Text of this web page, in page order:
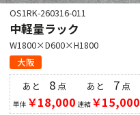
OS1RK-260316-011
中軽量ラック
W1800×D600×H1800
大阪
あと 8 点
単体 ￥18,000
あと 7点
連結￥15,000